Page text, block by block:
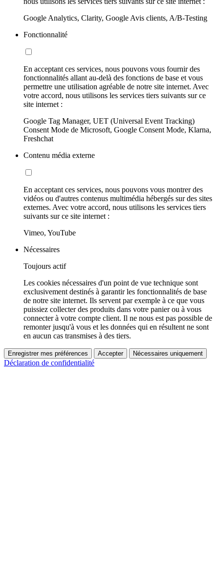
Google Analytics, Clarity, Google Avis clients, A/B-Testing
Fonctionnalité
En acceptant ces services, nous pouvons vous fournir des
fonctionnalités allant au-delà des fonctions de base et vous
permettre une utilisation agréable de notre site internet. Avec
votre accord, nous utilisons les services tiers suivants sur ce
site internet :
Google Tag Manager, UET (Universal Event Tracking)
Consent Mode de Microsoft, Google Consent Mode, Klarna,
Freshchat
Contenu média externe
En acceptant ces services, nous pouvons vous montrer des
vidéos ou d'autres contenus multimédia hébergés sur des sites
externes. Avec votre accord, nous utilisons les services tiers
suivants sur ce site internet :
Vimeo, YouTube
Nécessaires
Toujours actif
Les cookies nécessaires d'un point de vue technique sont
exclusivement destinés à garantir les fonctionnalités de base
de notre site internet. Ils servent par exemple à ce que vous
puissiez collecter des produits dans votre panier ou à vous
connecter à votre compte client. Il ne nous est pas possible de
remonter jusqu'à vous et les données qui en résultent ne sont
en aucun cas transmises à des tiers.
Enregistrer mes préférences Accepter Nécessaires uniquement
Déclaration de confidentialité